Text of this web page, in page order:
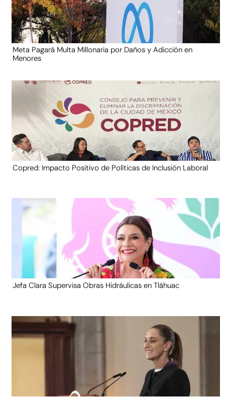
Meta Pagará Multa Millonaria por Daños y Adicción en
Menores
Copred: Impacto Positivo de Políticas de Inclusión Laboral
Jefa Clara Supervisa Obras Hidráulicas en Tláhuac